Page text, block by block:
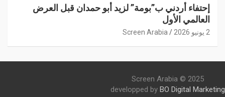
إحتفاء أردني ب”بومة” لزيد أبو حمدان قبل العرض
العالمي الأول
2 يونيو 2026 Screen Arabia
Screen Arabia © 2025
developped by BO Digital Marketing